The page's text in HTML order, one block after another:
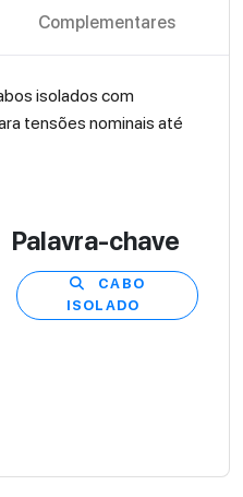
Complementares
isolados com
tensões nominais até
Palavra-chave
CABO
ISOLADO